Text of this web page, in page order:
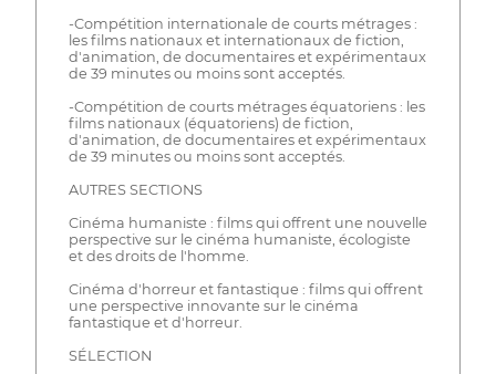
-Compétition internationale de courts métrages :
les films nationaux et internationaux de fiction,
d'animation, de documentaires et expérimentaux
de 39 minutes ou moins sont acceptés.
-Compétition de courts métrages équatoriens : les
films nationaux (équatoriens) de fiction,
d'animation, de documentaires et expérimentaux
de 39 minutes ou moins sont acceptés.
AUTRES SECTIONS
Cinéma humaniste : films qui offrent une nouvelle
perspective sur le cinéma humaniste, écologiste
et des droits de l'homme.
Cinéma d'horreur et fantastique : films qui offrent
une perspective innovante sur le cinéma
fantastique et d'horreur.
SÉLECTION